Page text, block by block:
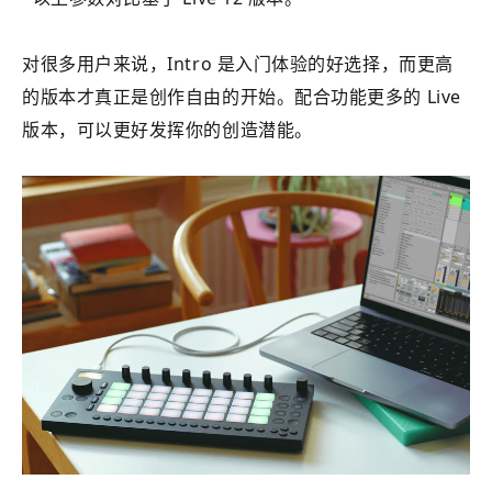
对很多用户来说，Intro 是入门体验的好选择，而更高
的版本才真正是创作自由的开始。配合功能更多的 Live
版本，可以更好发挥你的创造潜能。